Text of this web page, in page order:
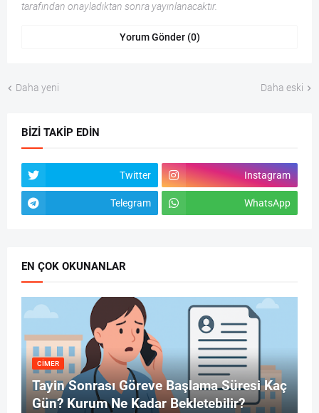
tarafından onayladıktan sonra yayınlanacaktır.
Yorum Gönder (0)
Daha yeni Daha eski
BIZI TAKIP EDIN
Twitter Instagram
Telegram WhatsApp
EN ÇOK OKUNANLAR
CİMER
Tayin Sonrası Göreve Başlama Süresi Kaç
Gün? Kurum Ne Kadar Bekletebilir?